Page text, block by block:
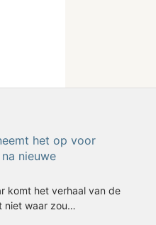
het op voor
na nieuwe
komt het verhaal van de
niet waar zou…